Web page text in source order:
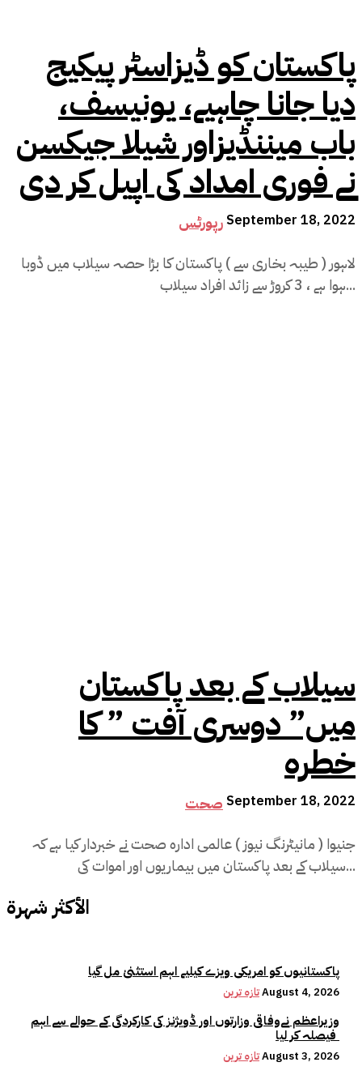
پاکستان کو ڈیزاسٹر پیکیج
دیا جانا چاہیے، یونیسف،
باب میننڈیزاور شیلا جیکسن
نے فوری امداد کی اپیل کر دی
رپورٹسSeptember 18, 2022
لاہور ( طیبہ بخاری سے ) پاکستان کا بڑا حصہ سیلاب میں ڈوبا
ہوا ہے ، 3 کروڑ سے زائد افراد سیلاب...
سیلاب کے بعد پاکستان
میں” دوسری آفت ” کا
خطرہ
صحت September 18, 2022
جنیوا ( مانیٹرنگ نیوز ) عالمی ادارہ صحت نے خبردار کیا ہے کہ
سیلاب کے بعد پاکستان میں بیماریوں اور اموات کی...
الأكثر شهرة
پاکستانیوں کو امریکی ویزے کیلیے اہم استثنیٰ مل گیا
تازہ ترینAugust 4, 2026
وزیراعظم نےوفاقی وزارتوں اور ڈویژنز کی کارکردگی کے حوالے سے اہم
تازہ ترینAugust 3, 2026